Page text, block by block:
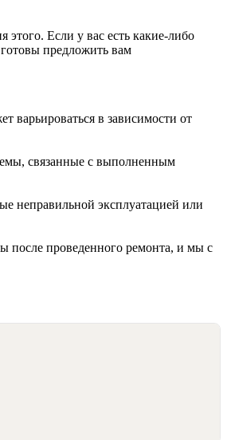
Если у вас есть какие-либо
предложить вам
варьироваться в зависимости от
связанные с выполненным
неправильной эксплуатацией или
после проведенного ремонта, и мы с